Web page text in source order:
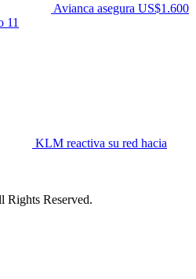
Avianca asegura US$1.600
11
KLM reactiva su red hacia
Reserved.